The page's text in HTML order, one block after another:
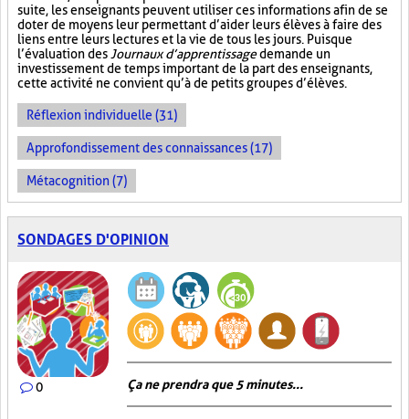
suite, les enseignants peuvent utiliser ces informations afin de se
doter de moyens leur permettant d’aider leurs élèves à faire des
liens entre leurs lectures et la vie de tous les jours. Puisque
l’évaluation des Journaux d’apprentissagedemande un
investissement de temps important de la part des enseignants,
cette activité ne convient qu’à de petits groupes d’élèves.
Réflexion individuelle (31)
Approfondissement des connaissances (17)
Métacognition (7)
SONDAGES D'OPINION
0 Ça ne prendra que 5 minutes...